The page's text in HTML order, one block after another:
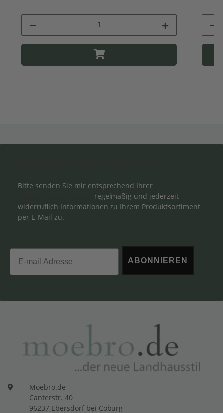
Bitte senden Sie mir entsprechend Ihrer
regelmäßig und jederzeit
widerruflich Informationen zu Ihrem Produktsortiment
per E-Mail zu.
Email
ABONNIEREN
Moebro.de
Canterstr. 40
96237 Ebersdorf bei Coburg